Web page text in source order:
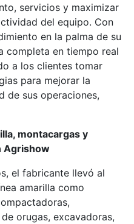
servicios y maximizar
del equipo. Con
en la palma de su
completa en tiempo real
a los clientes tomar
para mejorar la
de sus operaciones,
montacargas y
Agrishow
el fabricante llevó al
amarilla como
orugas, excavadoras,